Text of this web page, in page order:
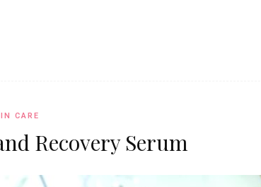
CARE
Recovery Serum